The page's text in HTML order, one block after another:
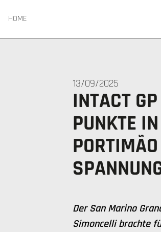
HOME
13/09/2025
INTACT
PUNKTE
Der San Marino
Simoncelli brachte